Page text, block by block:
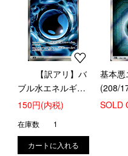
【訳アリ】バ
ブル水エネルギー
(SR)(106/076)
150円(内税)
在庫数 1
基本悪
(208/
SOLD